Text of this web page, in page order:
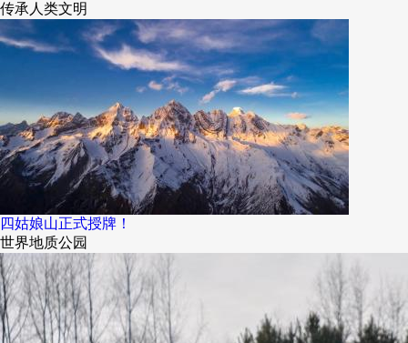
传承人类文明
四姑娘山正式授牌！
世界地质公园